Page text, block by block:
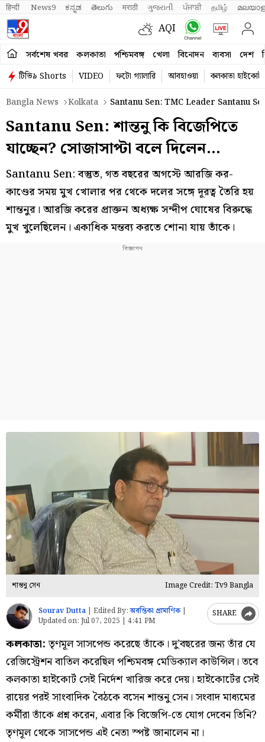
हिन्दी News9 ಕನ್ನಡ తెలుగు मराठी ગુજરાતી ਪੰਜਾਬੀ தமிழ்
AQI
সর্বশেষ খবর কলকাতা পশ্চিমবঙ্গ খেলা বিনোদন ব্যবসা দেশ
টিভি৯ Shorts VIDEO ফটো গ্যালারি আবহাওয়া
কলকাতা হাইকোর্ট
Bangla News
Kolkata Santanu Sen: TMC Leader Santanu
Santanu Sen: শান্তনু কি বিজেপিতে
যাচ্ছেন? সোজাসাপ্টা বলে দিলেন…
Santanu Sen: বস্তুত, গত বছরের অগস্টে আরজি কর-
কাণ্ডের সময় মুখ খোলার পর থেকে দলের সঙ্গে দূরত্ব তৈরি হয়
শান্তনুর। আরজি করের প্রাক্তন অধ্যক্ষ সন্দীপ ঘোষের বিরুদ্ধে
মুখ খুলেছিলেন। একাধিক মন্তব্য করতে শোনা যায় তাঁকে।
শান্তনু সেন Image Credit: Tv9 Bangla
Sourav Dutta Edited By:অবন্তিকা প্রামাণিক|
Updated on: Jul 07, 2025 | 4:41 PM
SHARE
কলকাতা:তৃণমূল সাসপেন্ড করেছে তাঁকে। দু’বছরের জন্য তাঁর যে
রেজিস্ট্রেশন বাতিল করেছিল পশ্চিমবঙ্গ মেডিক্যাল কাউন্সিল। তবে
কলকাতা হাইকোর্ট সেই নির্দেশ খারিজ করে দেয়। হাইকোর্টের সেই
রায়ের পরই সাংবাদিক বৈঠকে বসেন শান্তনু সেন। সংবাদ মাধ্যমের
কর্মীরা তাঁকে প্রশ্ন করেন, এবার কি বিজেপি-তে যোগ দেবেন তিনি?
তৃণমূল থেকে সাসপেন্ড এই নেতা স্পষ্ট জানালেন না।